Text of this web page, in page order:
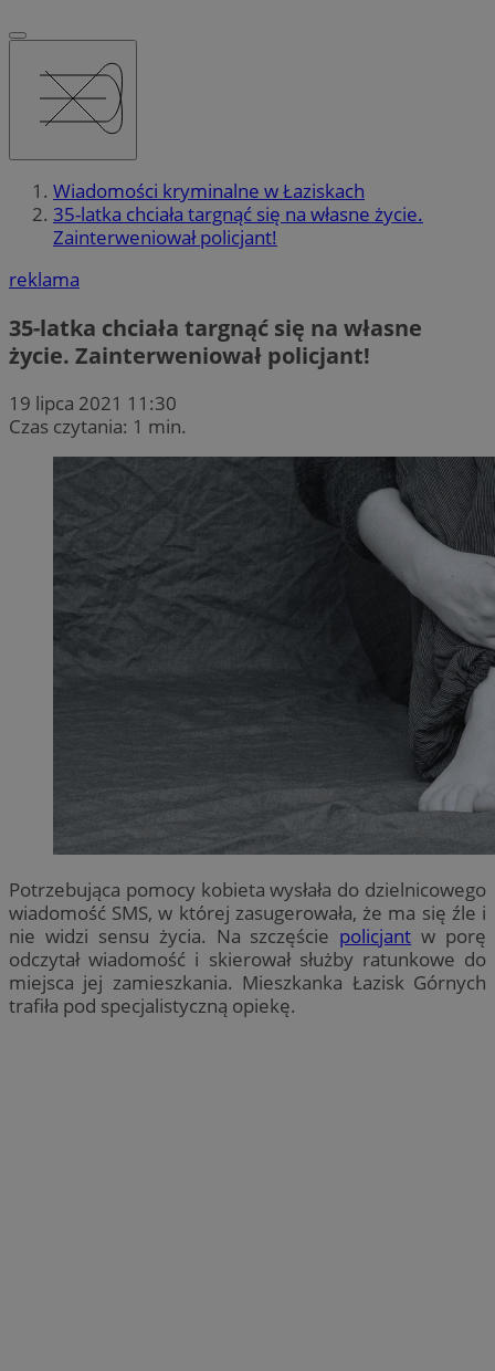
Wiadomości kryminalne w Łaziskach
35-latka chciała targnąć się na własne życie.
Zainterweniował policjant!
reklama
35-latka chciała targnąć się na własne
życie. Zainterweniował policjant!
19 lipca 2021 11:30
Czas czytania: 1 min.
Potrzebująca pomocy kobieta wysłała do dzielnicowego
wiadomość SMS, w której zasugerowała, że ma się źle i
nie widzi sensu życia. Na szczęście policjant w porę
odczytał wiadomość i skierował służby ratunkowe do
miejsca jej zamieszkania. Mieszkanka Łazisk Górnych
trafiła pod specjalistyczną opiekę.